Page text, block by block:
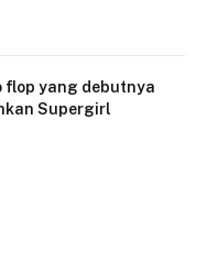
flop yang debutnya
Supergirl